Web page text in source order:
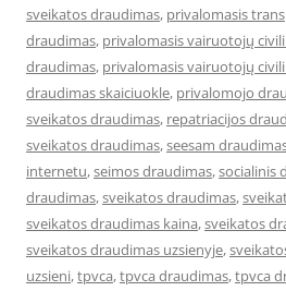
sveikatos draudimas, privalomasis
draudimas, privalomasis vairuotojų
draudimas, privalomasis vairuotojų
draudimas skaiciuokle, privalomojo
sveikatos draudimas, repatriacijos
sveikatos draudimas,seesam
internetu,seimos draudimas,socialinis
draudimas,sveikatos draudimas,
sveikatos draudimas kaina,sveikatos
sveikatos draudimas uzsienyje,
uzsieni,tpvca,tpvca draudimas,tpvca